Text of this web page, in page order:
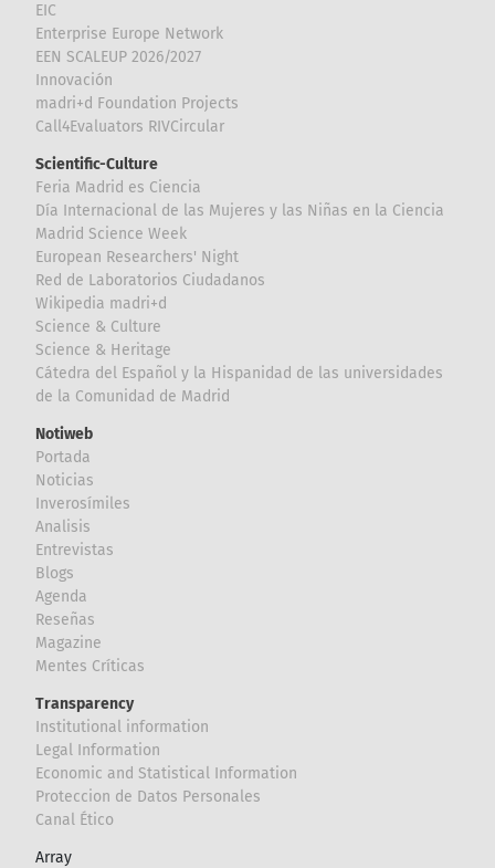
EIC
Enterprise Europe Network
EEN SCALEUP 2026/2027
Innovación
madri+d Foundation Projects
Call4Evaluators RIVCircular
Scientific-Culture
Feria Madrid es Ciencia
Día Internacional de las Mujeres y las Niñas en la Ciencia
Madrid Science Week
European Researchers' Night
Red de Laboratorios Ciudadanos
Wikipedia madri+d
Science & Culture
Science & Heritage
Cátedra del Español y la Hispanidad de las universidades
de la Comunidad de Madrid
Notiweb
Portada
Noticias
Inverosímiles
Analisis
Entrevistas
Blogs
Agenda
Reseñas
Magazine
Mentes Críticas
Transparency
Institutional information
Legal Information
Economic and Statistical Information
Proteccion de Datos Personales
Canal Ético
Array